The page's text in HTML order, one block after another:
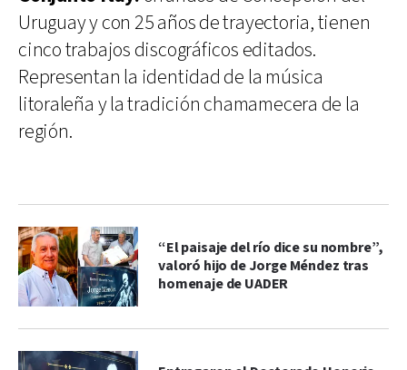
Uruguay y con 25 años de trayectoria, tienen
cinco trabajos discográficos editados.
Representan la identidad de la música
litoraleña y la tradición chamamecera de la
región.
“El paisaje del río dice su nombre”,
valoró hijo de Jorge Méndez tras
homenaje de UADER